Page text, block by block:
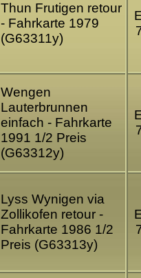
Thun Frutigen retour
- Fahrkarte 1979
(G63311y)
Wengen
Lauterbrunnen
einfach - Fahrkarte
1991 1/2 Preis
(G63312y)
Lyss Wynigen via
Zollikofen retour -
Fahrkarte 1986 1/2
Preis (G63313y)